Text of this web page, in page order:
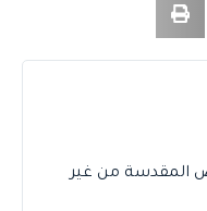
المقدسة من غير